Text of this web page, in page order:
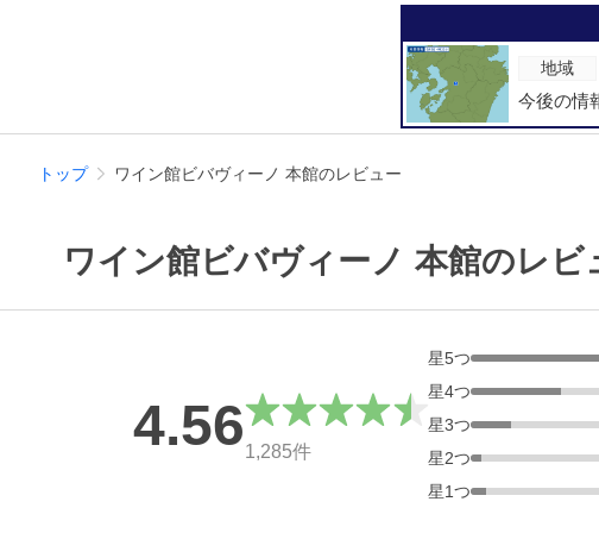
地域
今後の情
トップ ワイン館ビバヴィーノ 本館のレビュー
ワイン館ビバヴィーノ 本館のレビ
総合評価
4.561,285件
星5つ
星4つ
星3つ
星2つ
星1つ